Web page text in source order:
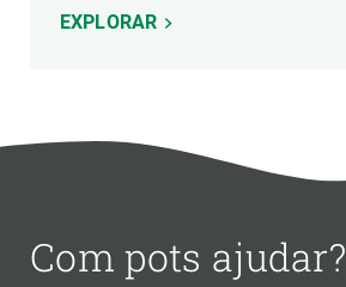
EXPLORAR
Com pots ajudar?